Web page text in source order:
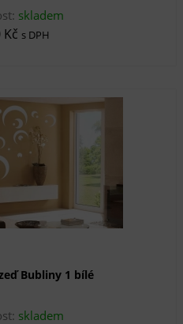
skladem
Kč s DPH
Bubliny 1 bílé
skladem